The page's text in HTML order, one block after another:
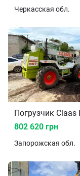
Черкасская обл.
Погрузчик Claas
802 620 грн
Запорожская обл.